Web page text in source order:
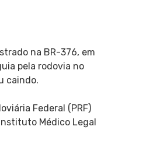
na BR-376, em
pela rodovia no
caindo.
Federal (PRF)
Médico Legal